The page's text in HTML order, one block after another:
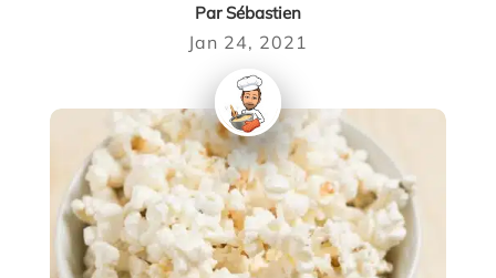
ParSébastien
Jan 24, 2021